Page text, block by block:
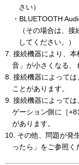
さい）
・BLUETOOTH
（その場合は、
してください。）
7. 接続機器により、
音」が小さくなる、
8. 接続機器によって
ことがあります。
9. 接続機器によって
ゲーション側に［
があります。
10. その他、問題が発
ったら」をご参照く